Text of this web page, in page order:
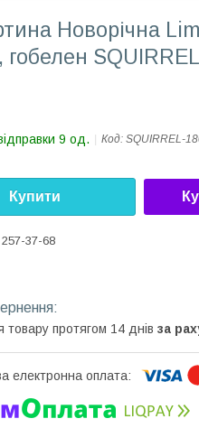
Новорічна
гобелен SQUIRREL
9 од. Код: SQUIRREL-
Купити
37-68
товару протягом 14 днів за